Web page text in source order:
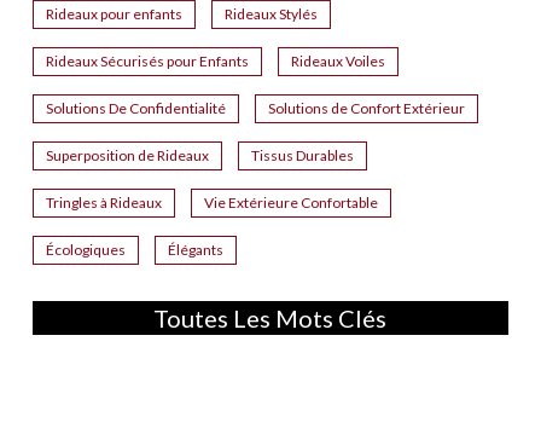
Rideaux pour enfants Rideaux Stylés
Rideaux Sécurisés pour Enfants Rideaux Voiles
Solutions De Confidentialité Solutions de Confort Extérieur
Superposition de Rideaux Tissus Durables
Tringles à Rideaux Vie Extérieure Confortable
Écologiques Élégants
Toutes Les Mots Clés